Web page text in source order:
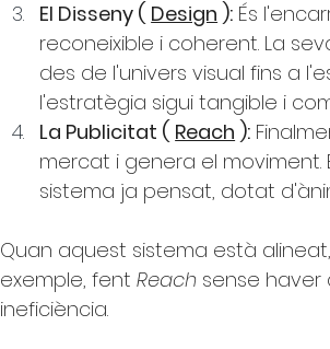
El Disseny ( Design ): És
reconeixible i coherent. La
des de l'univers visual fins a
l'estratègia sigui tangible i
La Publicitat ( Reach ):
mercat i genera el moviment.
sistema ja pensat, dotat
Quan aquest sistema està
exemple, fent Reach sense haver
ineficiència.